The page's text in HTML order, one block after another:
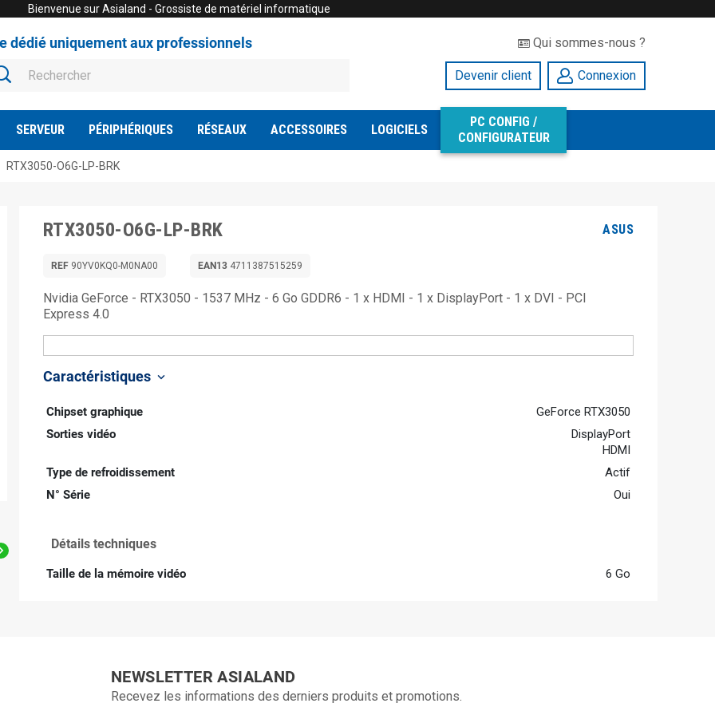
Bienvenue sur Asialand - Grossiste de matériel informatique
dédié uniquement aux professionnels Qui sommes-nous ?
Devenir client Connexion
SERVEUR PÉRIPHÉRIQUES RÉSEAUX ACCESSOIRES LOGICIELS
PC CONFIG /
CONFIGURATEUR
RTX3050-O6G-LP-BRK
RTX3050-O6G-LP-BRK ASUS
REF90YV0KQ0-M0NA00 EAN13 4711387515259
Nvidia GeForce - RTX3050 - 1537 MHz - 6 Go GDDR6 - 1 x HDMI - 1 x DisplayPort - 1 x DVI - PCI
Express 4.0
Caractéristiques keyboard_arrow_down
Chipset graphique
GeForce RTX3050
Sorties vidéo
DisplayPort
HDMI
Type de refroidissement
Actif
N° Série
Oui
Détails techniques
Taille de la mémoire vidéo 6 Go
NEWSLETTER ASIALAND
Recevez les informations des derniers produits et promotions.